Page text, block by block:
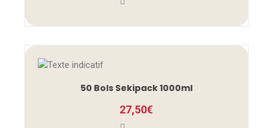
50 Bols Sekipack 1000ml
27,50€